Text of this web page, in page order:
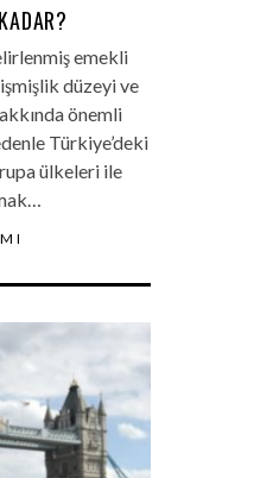
emekli
düzeyi ve
önemli
Türkiye’deki
ülkeleri ile